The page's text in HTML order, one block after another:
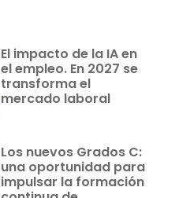
El impacto de la IA en
el empleo. En 2027 se
transforma el
mercado laboral
Los nuevos Grados C:
una oportunidad para
impulsar la formación